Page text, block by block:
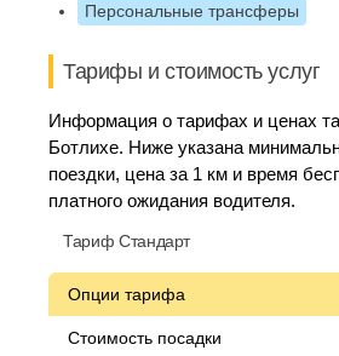
Персональные трансферы
Тарифы и стоимость услуг
Информация о тарифах и ценах
Ботлихе. Ниже указана
поездки, цена за 1 км и время
платного ожидания водителя.
Тариф Стандарт
Опции тарифа
Стоимость посадки